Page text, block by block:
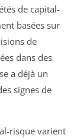
de capital-
basées sur
de
dans des
a déjà un
signes de
risque varient